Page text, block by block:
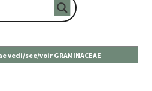
vedi/see/voir GRAMINACEAE